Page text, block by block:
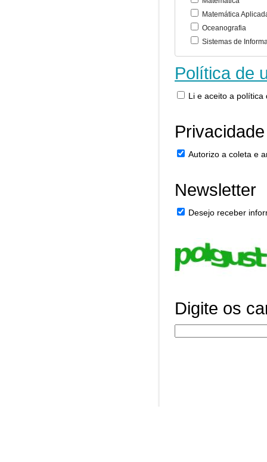
Matemática
Oceanografia
Sistemas de
Política de
Li e aceito a política
Autorizo a coleta e
Newsletter
Desejo receber
Digite os